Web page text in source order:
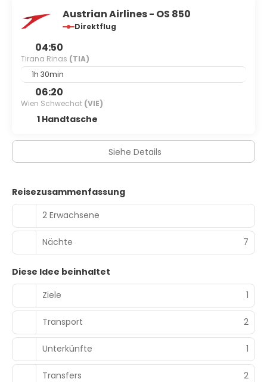
Austrian Airlines - OS 850
Direktflug
04:50
Tirana Rinas (TIA)
1h 30min
06:20
Wien Schwechat (VIE)
1 Handtasche
Siehe Details
Reisezusammenfassung
2 Erwachsene
Nächte 7
Diese Idee beinhaltet
Ziele
1
Transport 2
Unterkünfte 1
Transfers 2